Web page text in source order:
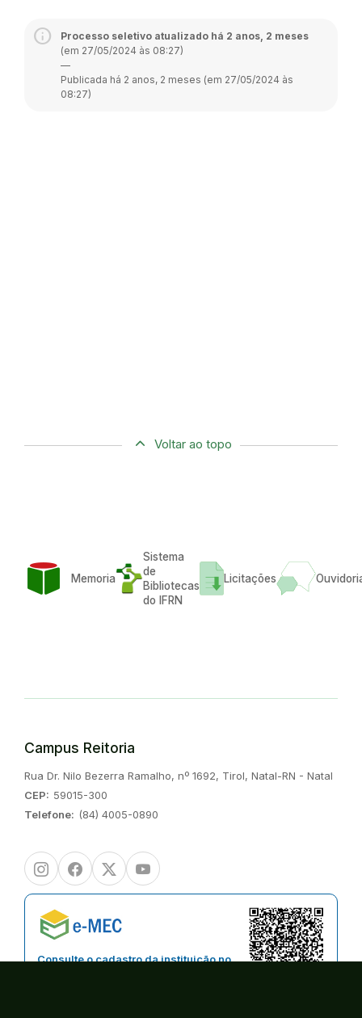
Processo seletivo atualizado há 2 anos, 2 meses
(em 27/05/2024 às 08:27)
—
Publicada há 2 anos, 2 meses (em 27/05/2024 às
08:27)
Voltar ao topo
Memoria
Sistema
de
Bibliotecas
do IFRN
Licitações
Campus Reitoria
Endereço:
Rua Dr. Nilo Bezerra Ramalho, nº 1692, Tirol, Natal-RN - Natal
CEP: 59015-300
Telefone: (84) 4005-0890
InstagramFacebookTwitter/XYoutube
Consulte o cadastro da instituição no